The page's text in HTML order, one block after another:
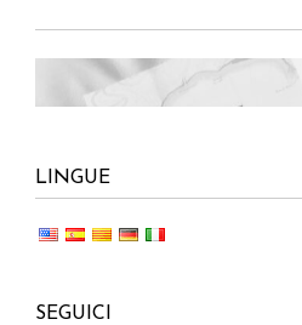
LINGUE
SEGUICI